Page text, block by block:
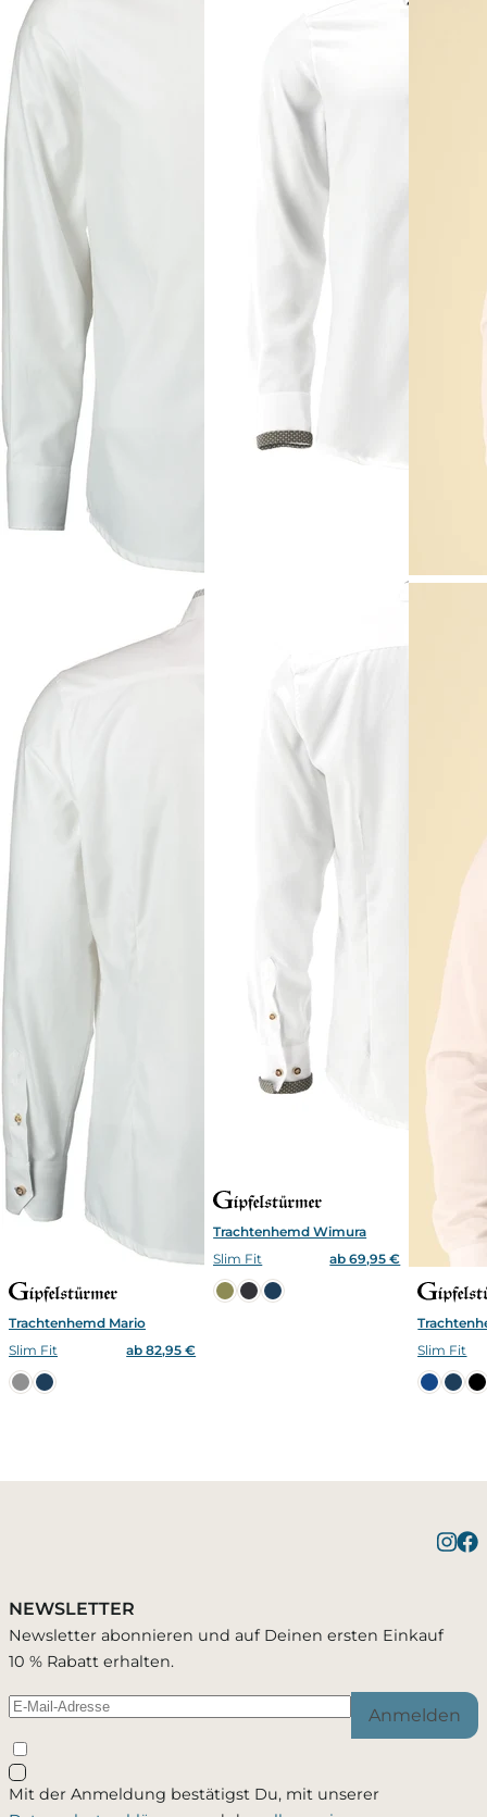
Trachtenhemd Mario
Slim Fit
ab 82,95 €
Trachtenhemd Wimura
Slim Fit
ab 69,95 €
Slim Fit
1 Artikel wurde in Deinen Warenkorb gelegt
Passend zu diesem Artikel
Du wirst per E-Mail benachrichtigt, sobald der
Artikel wieder verfügbar ist.
Ja, ich möchte - jederzeit widerruflich - per Mail
NEWSLETTER
Newsletter abonnieren und auf Deinen ersten Einkauf
10 % Rabatt erhalten.
Anmelden
Mit der Anmeldung bestätigst Du, mit unserer